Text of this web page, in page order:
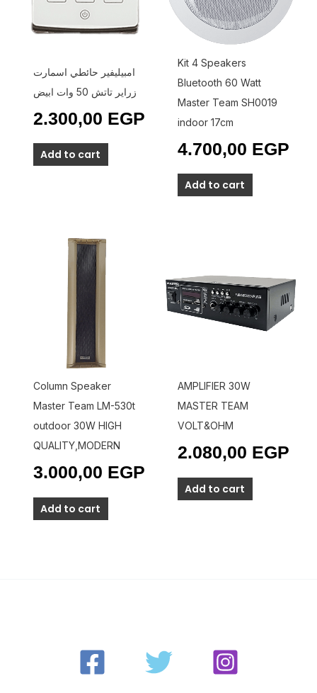
امبيليفير حائطي اسمارت
زراير تاتش 50 وات ابيض
2.300,00 EGP
Add to cart
Kit 4 Speakers
Bluetooth 60 Watt
Master Team SH0019
indoor 17cm
4.700,00 EGP
Add to cart
Column Speaker
Master Team LM-530t
outdoor 30W HIGH
QUALITY,MODERN
3.000,00 EGP
Add to cart
AMPLIFIER 30W
MASTER TEAM
VOLT&OHM
2.080,00 EGP
Add to cart